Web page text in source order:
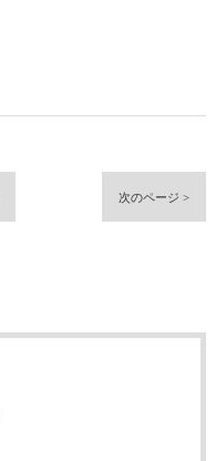
次のページ >